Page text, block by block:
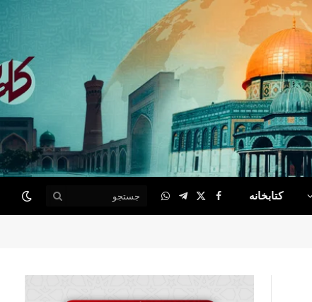
کتابخانه Facebook
X
(Twitter)
Telegram
WhatsApp